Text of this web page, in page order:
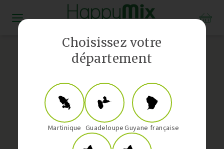
Choisissez votre
département
Martinique GuadeloupeGuyane française